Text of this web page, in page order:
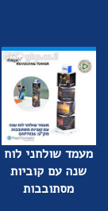
מעמד שולחני לוח
שנה עם קוביות
מסתובבות